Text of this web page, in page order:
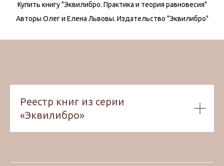
Купить книгу "Эквилибро. Практика и теория равновесия"
Авторы Олег и Елена Львовы. Издательство "Эквилибро"
Реестр книг из серии
«Эквилибро»